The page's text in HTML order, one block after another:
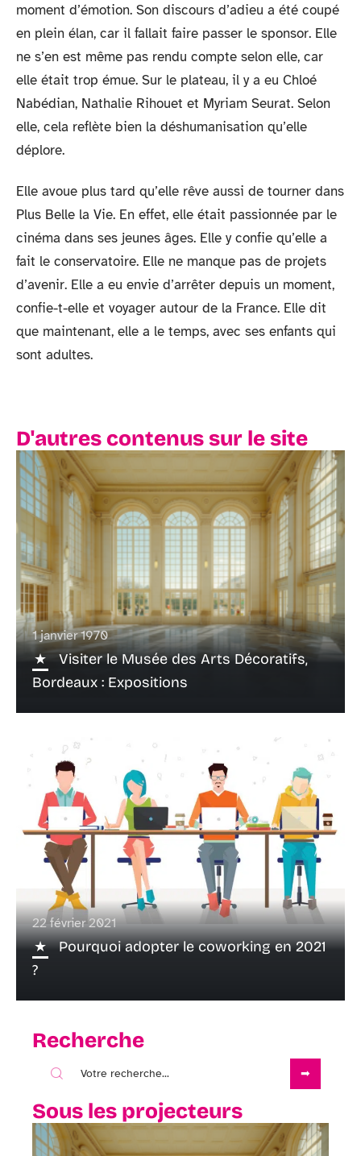
moment d’émotion. Son discours d’adieu a été coupé
en plein élan, car il fallait faire passer le sponsor. Elle
ne s’en est même pas rendu compte selon elle, car
elle était trop émue. Sur le plateau, il y a eu Chloé
Nabédian, Nathalie Rihouet et Myriam Seurat. Selon
elle, cela reflète bien la déshumanisation qu’elle
déplore.
Elle avoue plus tard qu’elle rêve aussi de tourner dans
Plus Belle la Vie. En effet, elle était passionnée par le
cinéma dans ses jeunes âges. Elle y confie qu’elle a
fait le conservatoire. Elle ne manque pas de projets
d’avenir. Elle a eu envie d’arrêter depuis un moment,
confie-t-elle et voyager autour de la France. Elle dit
que maintenant, elle a le temps, avec ses enfants qui
sont adultes.
D'autres contenus sur le site
1 janvier 1970
Visiter le Musée des Arts Décoratifs,
Bordeaux : Expositions
22 février 2021
Pourquoi adopter le coworking en 2021
?
Recherche
Sous les projecteurs